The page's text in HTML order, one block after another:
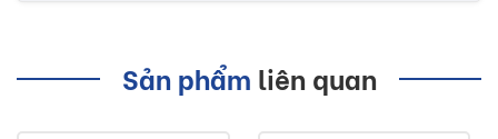
Sản phẩm liên quan